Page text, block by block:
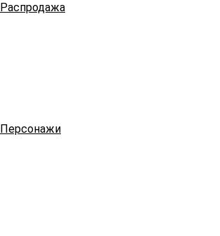
Распродажа
Персонажи